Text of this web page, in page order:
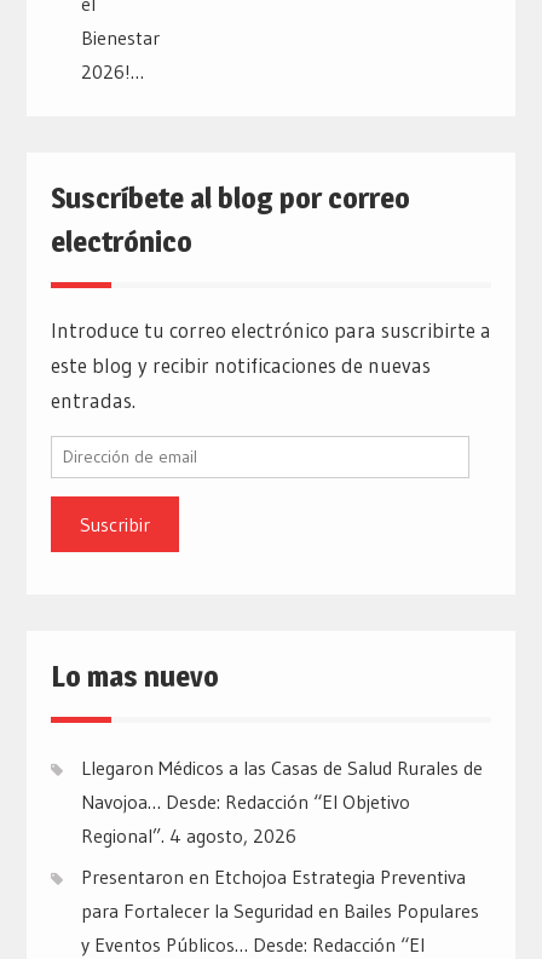
Suscríbete al blog por correo
electrónico
Introduce tu correo electrónico para suscribirte a
este blog y recibir notificaciones de nuevas
entradas.
Dirección
email
Lo mas nuevo
Llegaron Médicos a las Casas de Salud Rurales de
Navojoa… Desde: Redacción “El Objetivo
Regional”. 4 agosto, 2026
Presentaron en Etchojoa Estrategia Preventiva
para Fortalecer la Seguridad en Bailes Populares
y Eventos Públicos… Desde: Redacción “El